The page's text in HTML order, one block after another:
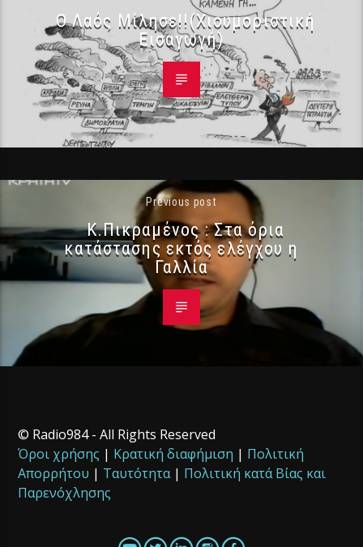
Ο Λαός Μίλησε!!(Χιουμοριστική
Εισαγωγή)
Previous post
Κ.Πικραμένος : Στα όρια
κατάστασης εκτός ελέγχου η
Γαλλία
© Radio984 - All Rights Reserved
Όροι χρήσης | Κρατική διαφήμιση | Πολιτική
Απορρήτου | Ταυτότητα| Πολιτική κατά Βίας και
Παρενόχλησης